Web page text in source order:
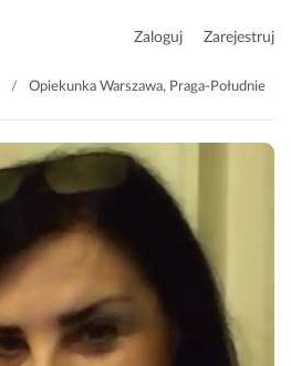
Zaloguj Zarejestruj
Opiekunka Warszawa, Praga-Południe